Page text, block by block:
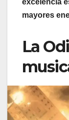
excelencia
mayores
La